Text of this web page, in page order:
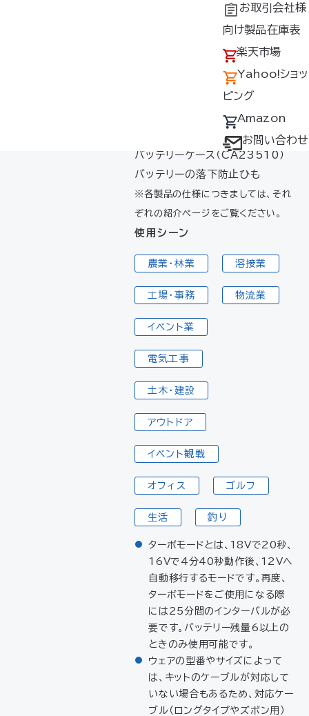
ョン
会社概要
会社沿革
アクセス
採用情報
よくあるご質問
不要なバッテリー
の回収について
デバイス・ファン
オプション対応表
取扱説明書ダウ
ンロードサービス
ユーザー登録
防爆デバイス取り
お取引会社様
向け製品在庫表
楽天市場
Yahoo!ショッ
ピング
Amazon
お問い合わせ
ード対応ファン＆最大電圧18Ｖ
の大容量バッテリーのセット
バッテリー（BT23211）
ファン2個（FA23112シリーズ）
ケーブル（CB23311）
充電器（CG23411）
バッテリーケース（CA23510）
バッテリーの落下防止ひも
※各製品の仕様につきましては、それ
ぞれの紹介ページをご覧ください。
使用シーン
農業・林業 溶接業
工場・事務 物流業
イベント業
電気工事
土木・建設
アウトドア
イベント観戦
オフィス ゴルフ
生活 釣り
ターボモードとは、18Vで20秒、
16Vで4分40秒動作後、12Vへ
自動移行するモードです。再度、
ターボモードをご使用になる際
には25分間のインターバルが必
要です。バッテリー残量6以上の
ときのみ使用可能です。
ウェアの型番やサイズによって
は、キットのケーブルが対応して
いない場合もあるため、対応ケー
ブル（ロングタイプやズボン用）